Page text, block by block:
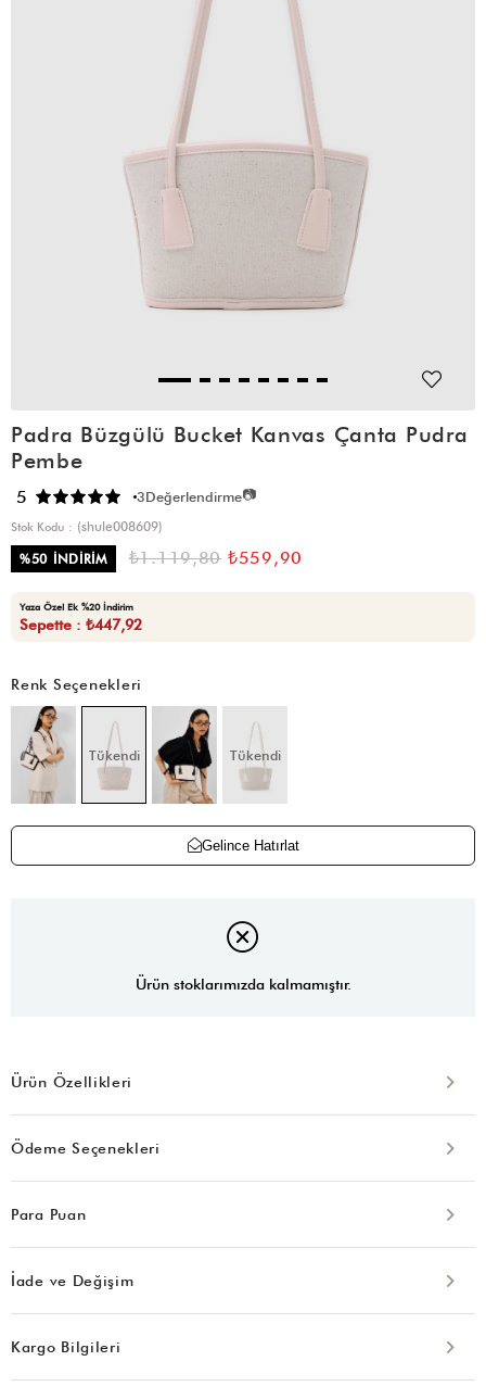
Padra Büzgülü Bucket Kanvas Çanta Pudra
Pembe
5 3Değerlendirme📷
Stok Kodu
(shule008609)
%50 İNDIRIM ₺1.119,80 ₺559,90
Yaza Özel Ek %20 İndirim
Sepette : ₺447,92
Renk Seçenekleri
Tükendi Tükendi
Gelince Hatırlat
Ürün stoklarımızda kalmamıştır.
Ürün Özellikleri
Ödeme Seçenekleri
Para Puan
İade ve Değişim
Kargo Bilgileri